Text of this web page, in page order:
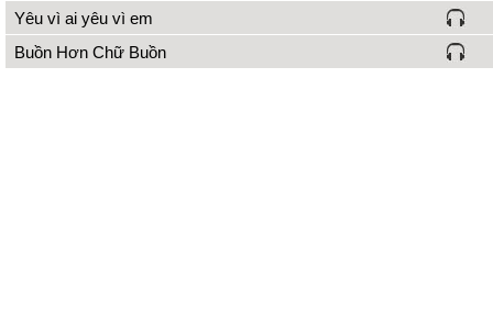
Yêu vì ai yêu vì em
Buồn Hơn Chữ Buồn